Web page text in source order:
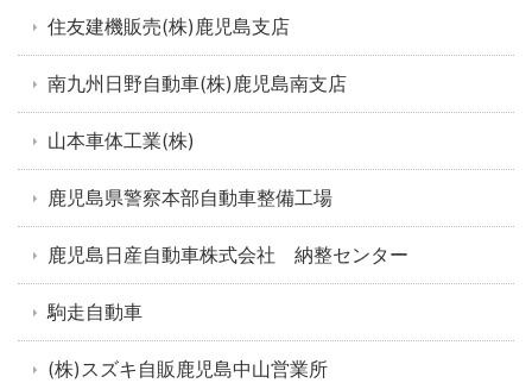
住友建機販売(株)鹿児島支店
南九州日野自動車(株)鹿児島南支店
山本車体工業(株)
鹿児島県警察本部自動車整備工場
鹿児島日産自動車株式会社 納整センター
駒走自動車
(株)スズキ自販鹿児島中山営業所